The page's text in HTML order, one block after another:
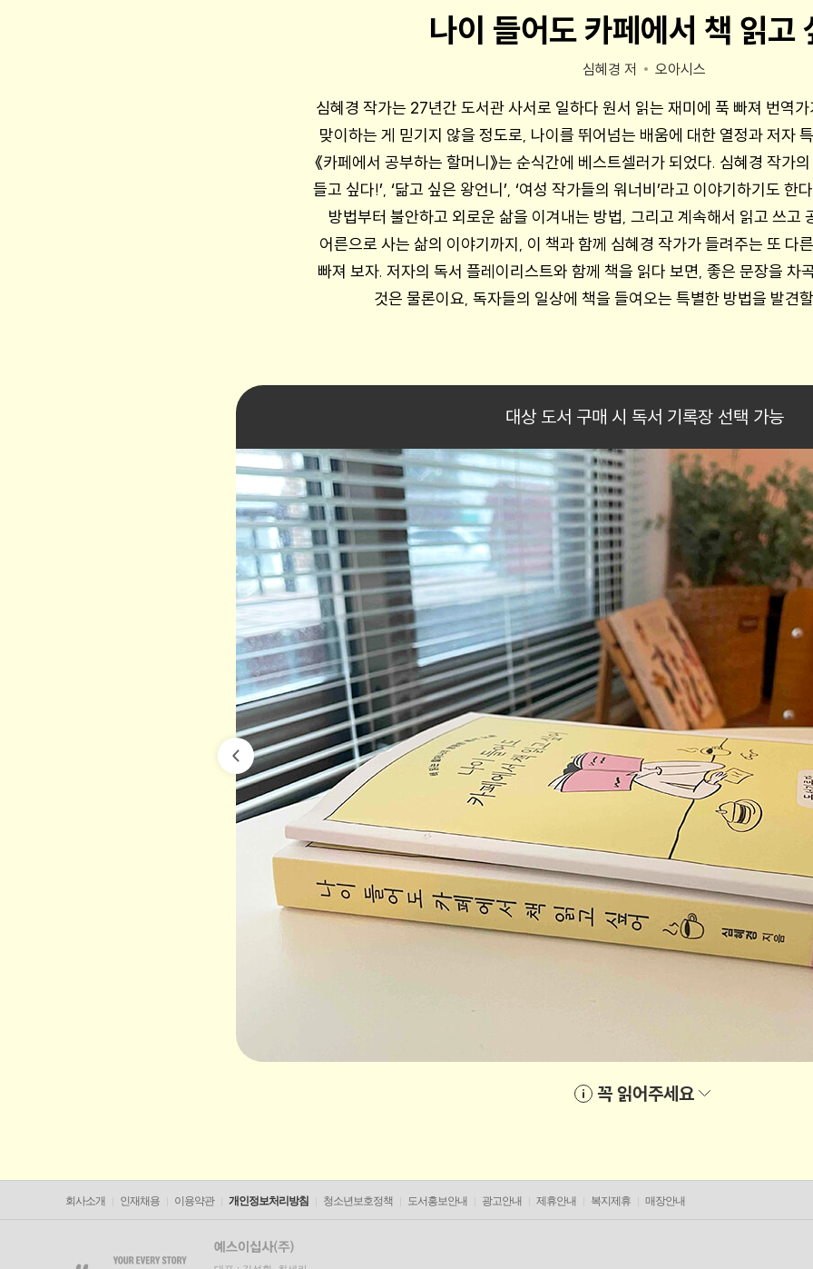
나이 들어도 카페에서 책 읽고
심혜경 저 오아시스
심혜경 작가는 27년간 도서관 사서로 일하다 원서 읽는 재미에 푹 빠져 번역
맞이하는 게 믿기지 않을 정도로, 나이를 뛰어넘는 배움에 대한 열정과 저자
《카페에서 공부하는 할머니》는 순식간에 베스트셀러가 되었다. 심혜경 작가
들고 싶다!’, ‘닮고 싶은 왕언니’, ‘여성 작가들의 워너비’라고 이야기하기도 한
방법부터 불안하고 외로운 삶을 이겨내는 방법, 그리고 계속해서 읽고 쓰고
어른으로 사는 삶의 이야기까지, 이 책과 함께 심혜경 작가가 들려주는 또 다
빠져 보자. 저자의 독서 플레이리스트와 함께 책을 읽다 보면, 좋은 문장을 차
것은 물론이요, 독자들의 일상에 책을 들여오는 특별한 방법을 발견
대상 도서 구매 시 독서 기록장 선택 가능
꼭 읽어주세요
회사소개 인재채용 이용약관 개인정보처리방침 청소년보호정책 도서홍보안내 광고안내 제휴안내 복지제휴 매장안내